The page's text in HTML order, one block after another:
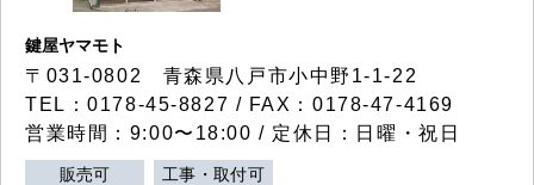
鍵屋ヤマモト
〒031-0802 青森県八戸市小中野1-1-22
TEL：0178-45-8827 / FAX：0178-47-4169
営業時間：9:00〜18:00 / 定休日：日曜・祝日
販売可 工事・取付可